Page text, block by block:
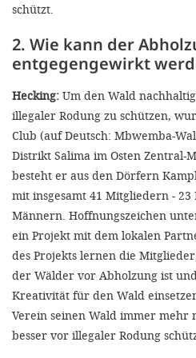
schützt.
2. Wie kann der
entgegengewirkt
Hecking: Um den Wald
illegaler Rodung zu schützen,
Club (auf Deutsch: Mbwemba-
Distrikt Salima im Osten Zentral-
besteht er aus den Dörfern
mit insgesamt 41 Mitgliedern - 23
Männern. Hoffnungszeichen
ein Projekt mit dem lokalen
des Projekts lernen die
der Wälder vor Abholzung ist
Kreativität für den Wald
Verein seinen Wald immer mehr
besser vor illegaler Rodung